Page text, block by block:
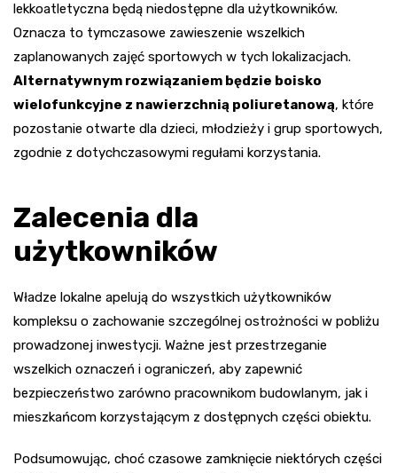
lekkoatletyczna będą niedostępne dla użytkowników.
Oznacza to tymczasowe zawieszenie wszelkich
zaplanowanych zajęć sportowych w tych lokalizacjach.
Alternatywnym rozwiązaniem będzie boisko
wielofunkcyjne z nawierzchnią poliuretanową, które
pozostanie otwarte dla dzieci, młodzieży i grup sportowych,
zgodnie z dotychczasowymi regułami korzystania.
Zalecenia dla
użytkowników
Władze lokalne apelują do wszystkich użytkowników
kompleksu o zachowanie szczególnej ostrożności w pobliżu
prowadzonej inwestycji. Ważne jest przestrzeganie
wszelkich oznaczeń i ograniczeń, aby zapewnić
bezpieczeństwo zarówno pracownikom budowlanym, jak i
mieszkańcom korzystającym z dostępnych części obiektu.
Podsumowując, choć czasowe zamknięcie niektórych części